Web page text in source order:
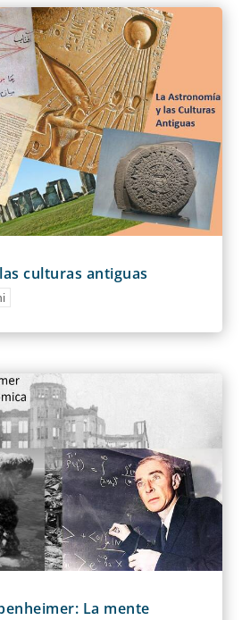
culturas antiguas
La mente